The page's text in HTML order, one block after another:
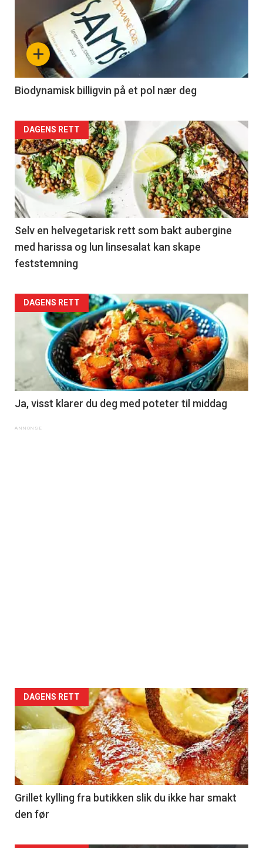
+
Biodynamisk billigvin på et pol nær deg
DAGENS RETT
Selv en helvegetarisk rett som bakt aubergine
med harissa og lun linsesalat kan skape
feststemning
DAGENS RETT
Ja, visst klarer du deg med poteter til middag
DAGENS RETT
Grillet kylling fra butikken slik du ikke har smakt
den før